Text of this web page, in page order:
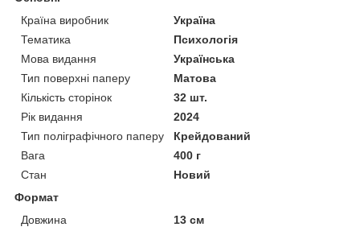
Країна виробник
Україна
Тематика
Психологія
Мова видання
Українська
Тип поверхні паперу
Матова
Кількість сторінок
32 шт.
Рік видання
2024
Тип поліграфічного паперу
Крейдований
Вага
400 г
Стан
Новий
Формат
Довжина
13 см